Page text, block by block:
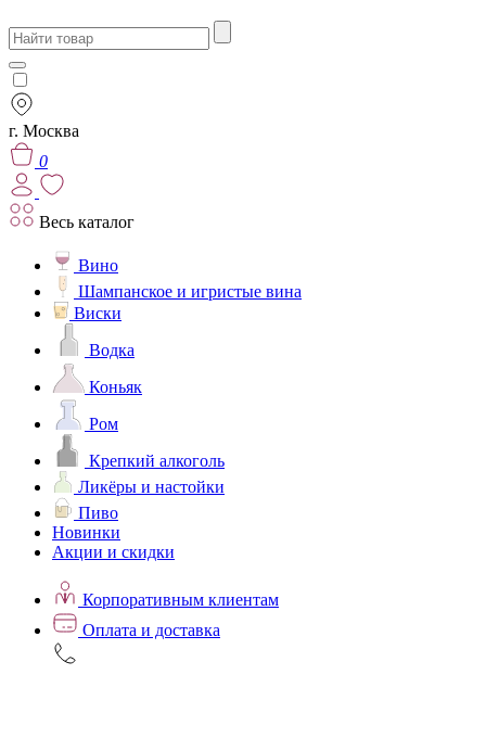
г. Москва
0
Весь каталог
Вино
Шампанское и игристые вина
Виски
Водка
Коньяк
Ром
Крепкий алкоголь
Ликёры и настойки
Пиво
Новинки
Акции и скидки
Корпоративным клиентам
Оплата и доставка